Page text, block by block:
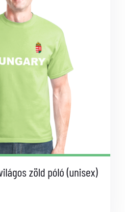
zöld póló (unisex)